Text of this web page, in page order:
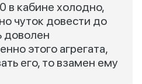
в кабине холодно,
чуток довести до
доволен
этого агрегата,
его, то взамен ему